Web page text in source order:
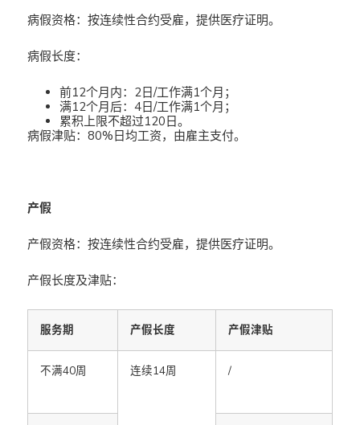
病假资格：按连续性合约受雇，提供医疗证明。
病假长度：
前12个月内：2日/工作满1个月；
满12个月后：4日/工作满1个月；
累积上限不超过120日。
病假津贴：80%日均工资，由雇主支付。
产假
产假资格：按连续性合约受雇，提供医疗证明。
产假长度及津贴：
服务期 产假长度 产假津贴
不满40周 连续14周 /